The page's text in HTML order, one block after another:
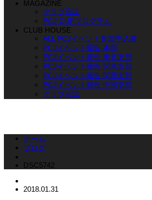
MAGAZINE
クラブ会誌
PCJ CUPプログラム
CLUB HOUSE
ALL PCJイベント参加申込書
PCJイベント報告 本部
PCJイベント報告 東北支部
PCJイベント報告 関東支部
PCJイベント報告 関西支部
PCJイベント報告 中部支部
クラブ会誌
ホーム
ブログ
DSC5742
2018.01.31